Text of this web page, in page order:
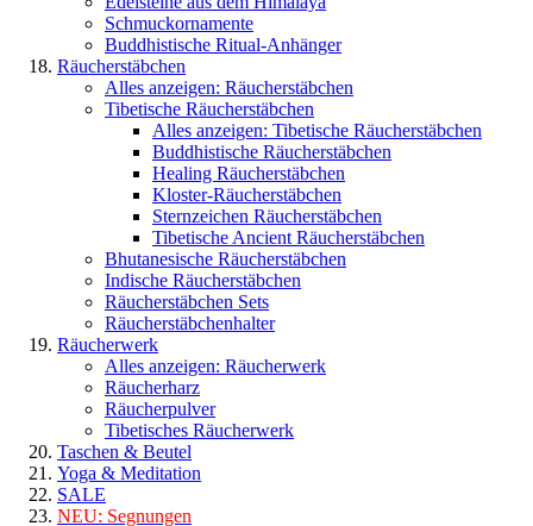
Schmuckornamente
Buddhistische Ritual-Anhänger
Räucherstäbchen
Alles anzeigen: Räucherstäbchen
Tibetische Räucherstäbchen
Alles anzeigen: Tibetische Räucherstäbchen
Buddhistische Räucherstäbchen
Healing Räucherstäbchen
Kloster-Räucherstäbchen
Sternzeichen Räucherstäbchen
Tibetische Ancient Räucherstäbchen
Bhutanesische Räucherstäbchen
Indische Räucherstäbchen
Räucherstäbchen Sets
Räucherstäbchenhalter
Räucherwerk
Alles anzeigen: Räucherwerk
Räucherharz
Räucherpulver
Tibetisches Räucherwerk
Taschen & Beutel
Yoga & Meditation
SALE
NEU: Segnungen